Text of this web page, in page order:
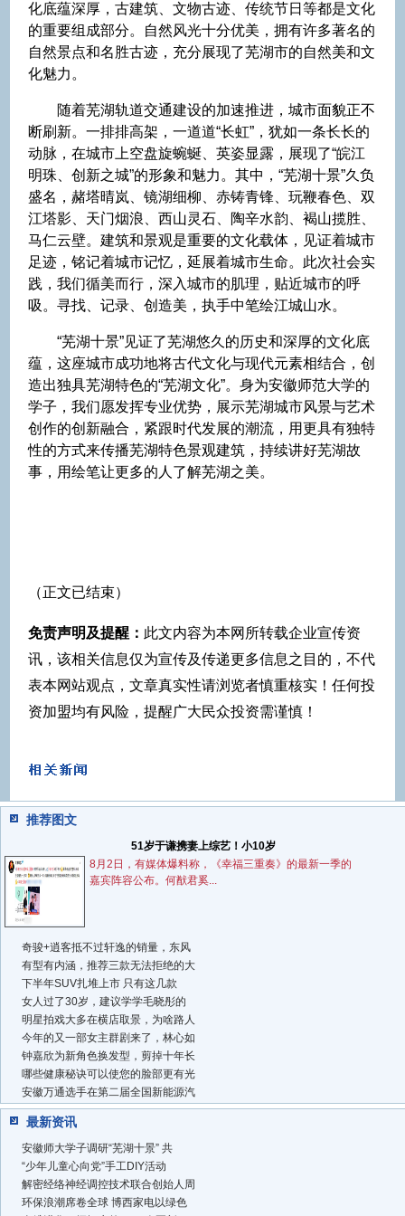
化底蕴深厚，古建筑、文物古迹、传统节日等都是文化
的重要组成部分。自然风光十分优美，拥有许多著名的
自然景点和名胜古迹，充分展现了芜湖市的自然美和文
化魅力。
随着芜湖轨道交通建设的加速推进，城市面貌正不
断刷新。一排排高架，一道道“长虹”，犹如一条长长的
动脉，在城市上空盘旋蜿蜒、英姿显露，展现了“皖江
明珠、创新之城”的形象和魅力。其中，“芜湖十景”久负
盛名，赭塔晴岚、镜湖细柳、赤铸青锋、玩鞭春色、双
江塔影、天门烟浪、西山灵石、陶辛水韵、褐山揽胜、
马仁云壁。建筑和景观是重要的文化载体，见证着城市
足迹，铭记着城市记忆，延展着城市生命。此次社会实
践，我们循美而行，深入城市的肌理，贴近城市的呼
吸。寻找、记录、创造美，执手中笔绘江城山水。
“芜湖十景”见证了芜湖悠久的历史和深厚的文化底
蕴，这座城市成功地将古代文化与现代元素相结合，创
造出独具芜湖特色的“芜湖文化”。身为安徽师范大学的
学子，我们愿发挥专业优势，展示芜湖城市风景与艺术
创作的创新融合，紧跟时代发展的潮流，用更具有独特
性的方式来传播芜湖特色景观建筑，持续讲好芜湖故
事，用绘笔让更多的人了解芜湖之美。
（正文已结束）
免责声明及提醒： 此文内容为本网所转载企业宣传资
讯，该相关信息仅为宣传及传递更多信息之目的，不代
表本网站观点，文章真实性请浏览者慎重核实！任何投
资加盟均有风险，提醒广大民众投资需谨慎！
推荐图文
51岁于谦携妻上综艺！小10岁
8月2日，有媒体爆料称，《幸福三重奏》的最新一季的
嘉宾阵容公布。何猷君奚...
奇骏+逍客抵不过轩逸的销量，东风
有型有内涵，推荐三款无法拒绝的大
下半年SUV扎堆上市 只有这几款
女人过了30岁，建议学学毛晓彤的
明星拍戏大多在横店取景，为啥路人
今年的又一部女主群剧来了，林心如
钟嘉欣为新角色换发型，剪掉十年长
哪些健康秘诀可以使您的脸部更有光
安徽万通选手在第二届全国新能源汽
最新资讯
安徽师大学子调研“芜湖十景” 共
“少年儿童心向党”手工DIY活动
解密经络神经调控技术联合创始人周
环保浪潮席卷全球 博西家电以绿色